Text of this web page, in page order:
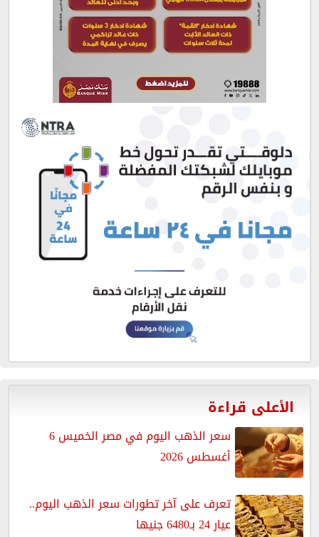
الأعلى قراءة
سعر الذهب اليوم في مصر الخميس 6
أغسطس 2026
تعرف على آخر تطورات سعر الذهب اليوم..
عيار 24 بـ6480 جنيها